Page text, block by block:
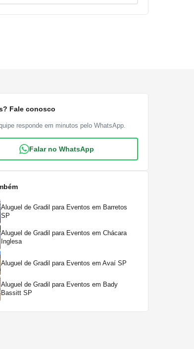
Fale conosco
responde em minutos pelo WhatsApp.
Falar no WhatsApp
Aluguel de Gradil para Eventos em Barretos
SP
Aluguel de Gradil para Eventos em Chácara
Inglesa
Aluguel de Gradil para Eventos em Avaí SP
Aluguel de Gradil para Eventos em Bady
Bassitt SP